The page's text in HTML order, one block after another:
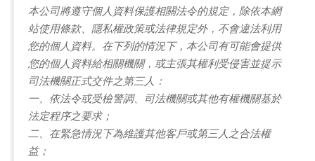
本公司將遵守個人資料保護相關法令的規定，除依本網
站使用條款、隱私權政策或法律規定外，不會違法利用
您的個人資料。在下列的情況下，本公司有可能會提供
您的個人資料給相關機關，或主張其權利受侵害並提示
司法機關正式交件之第三人：
一、依法令或受檢警調、司法機關或其他有權機關基於
法定程序之要求；
二、在緊急情況下為維護其他客戶或第三人之合法權
益；